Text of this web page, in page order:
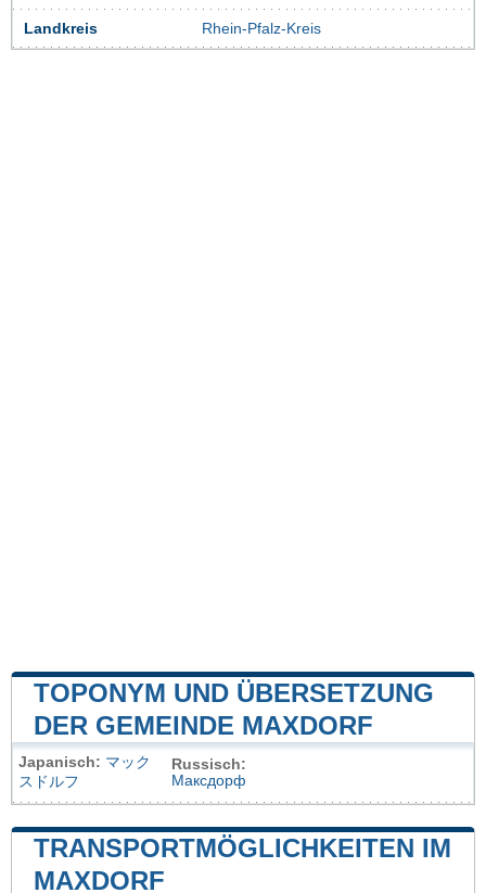
Landkreis Rhein-Pfalz-Kreis
TOPONYM UND ÜBERSETZUNG
DER GEMEINDE MAXDORF
Japanisch: マック
スドルフ
Russisch:
Максдорф
TRANSPORTMÖGLICHKEITEN IM
MAXDORF